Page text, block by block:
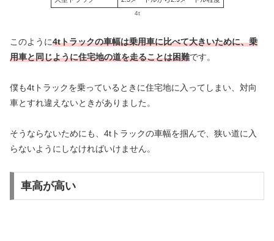
4t
このように4tトラックの車幅は乗用車に比べて大きいために、乗
用車と同じように住宅地の道を走ることは困難です。
僕も4tトラックを乗っているときに住宅地に入ってしまい、対向
車とすれ違えないときがありました。
そうならないためにも、4tトラックの車幅を掴んで、狭い道に入
らないようにしなければいけません。
車高が高い